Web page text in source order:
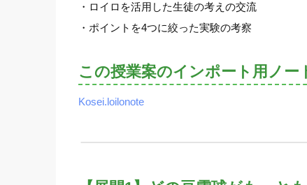
・ロイロを活用した生徒の考えの交流
・ポイントを4つに絞った実験の考察
この授業案のインポート用ノー
Kosei.loilonote